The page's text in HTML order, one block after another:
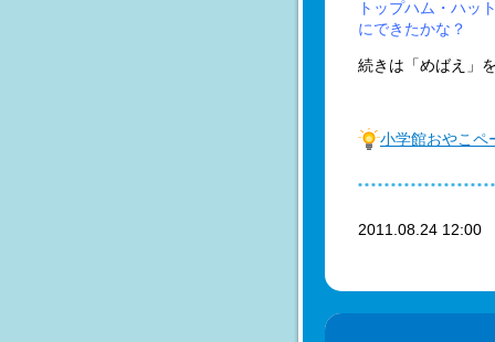
トップハム・ハッ
にできたかな？
続きは「めばえ」
小学館おやこペ
2011.08.24